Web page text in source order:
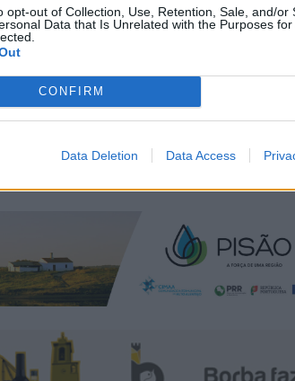
opt-out of Collection, Use, Retention, Sale, and/or
Data that Is Unrelated with the Purposes
CONFIRM
Data Deletion Data Access